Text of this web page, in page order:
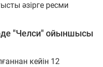
әзірге ресми
"Челси" ойыншысы
кейін 12